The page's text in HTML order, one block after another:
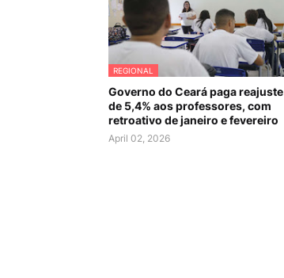
REGIONAL
Governo do Ceará paga reajuste
de 5,4% aos professores, com
retroativo de janeiro e fevereiro
April 02, 2026